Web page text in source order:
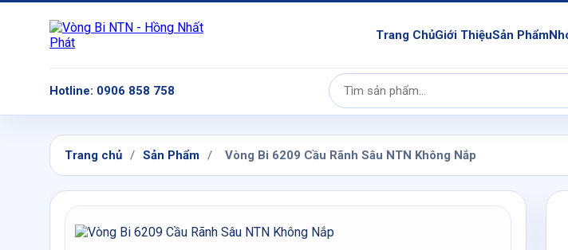
Trang ChủGiới ThiệuSản Phẩm
Hotline: 0906 858 758
Tìm
kiếm:
Trang chủ / Sản Phẩm / Vòng Bi 6209 Cầu Rãnh Sâu NTN Không Nắp